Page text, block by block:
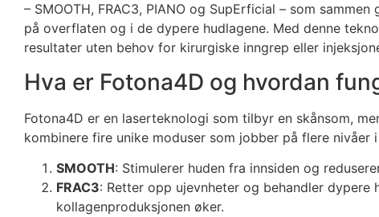
– SMOOTH, FRAC3, PIANO og SupErficial – som
på overflaten og i de dypere hudlagene. Med denne
resultater uten behov for kirurgiske inngrep eller
Hva er Fotona4D og hvordan
Fotona4D er en laserteknologi som tilbyr en skånsom,
kombinere fire unike moduser som jobber på flere nivåer i
SMOOTH: Stimulerer huden fra innsiden og
FRAC3: Retter opp ujevnheter og behandler dypere
kollagenproduksjonen øker.